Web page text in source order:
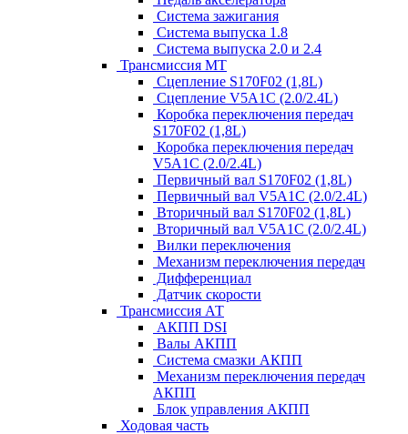
Система зажигания
Система выпуска 1.8
Система выпуска 2.0 и 2.4
Трансмиссия МТ
Сцепление S170F02 (1,8L)
Сцепление V5A1C (2.0/2.4L)
Коробка переключения передач
S170F02 (1,8L)
Коробка переключения передач
V5A1C (2.0/2.4L)
Первичный вал S170F02 (1,8L)
Первичный вал V5A1C (2.0/2.4L)
Вторичный вал S170F02 (1,8L)
Вторичный вал V5A1C (2.0/2.4L)
Вилки переключения
Механизм переключения передач
Дифференциал
Датчик скорости
Трансмиссия АТ
АКПП DSI
Валы АКПП
Система смазки АКПП
Механизм переключения передач
АКПП
Блок управления АКПП
Ходовая часть